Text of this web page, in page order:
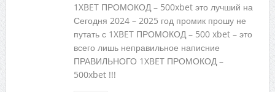
1XBET ПРОМОКОД – 500xbet это лучший на
Сегодня 2024 – 2025 год промик прошу не
путать с 1XBET ПРОМОКОД – 500 xbet – это
всего лишь неправильное написние
ПРАВИЛЬНОГО 1XBET ПРОМОКОД –
500xbet !!!